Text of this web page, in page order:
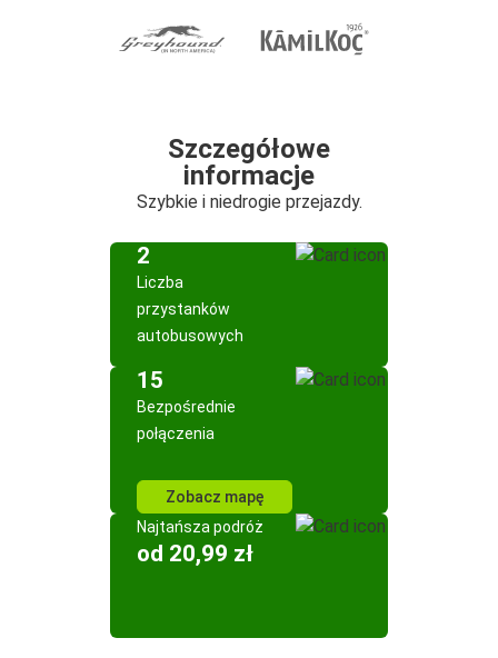
Szczegółowe
informacje
Szybkie i niedrogie przejazdy.
2
Liczba
przystanków
autobusowych
15
Bezpośrednie
połączenia
Zobacz mapę
Najtańsza podróż
od 20,99 zł